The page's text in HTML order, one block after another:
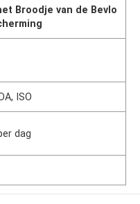
Broodje van de Bevlo
ISO
dag